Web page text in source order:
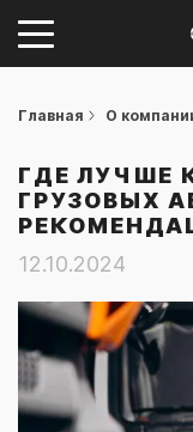
Главная О
ГДЕ ЛУЧШЕ
ГРУЗОВЫХ
12.10.2024